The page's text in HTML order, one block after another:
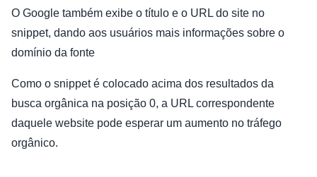
O Google também exibe o título e o URL do site no
snippet, dando aos usuários mais informações sobre o
domínio da fonte
Como o snippet é colocado acima dos resultados da
busca orgânica na posição 0, a URL correspondente
daquele website pode esperar um aumento no tráfego
orgânico.